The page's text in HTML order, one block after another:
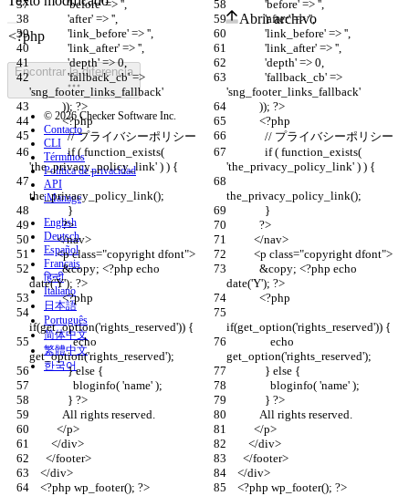
              'before' => '',
              'before' => '',
              'after' => '',
              'after' => '',
              'link_before' => '',
              'link_before' => '',
              'link_after' => '',
              'link_after' => '',
              'depth' => 0,
              'depth' => 0,
              'fallback_cb' =>
'sng_footer_links_fallback'
'sng_footer_links_fallback'
            )); ?>
            )); ?>
            <?php
            <?php
              // プライバシーポリシー
              // プライバシーポリシー
              if ( function_exists(
'the_privacy_policy_link' ) ) {
'the_privacy_policy_link' ) ) {
the_privacy_policy_link();
the_privacy_policy_link();
              }
              }
            ?>
            ?>
          </nav>
          </nav>
          <p class="copyright dfont">
          <p class="copyright dfont">
            &copy; <?php echo
date('Y'); ?>
date('Y'); ?>
            <?php
            <?php
if(get_option('rights_reserved')) {
if(get_option('rights_reserved')) {
                echo
get_option('rights_reserved');
get_option('rights_reserved');
              } else {
              } else {
                bloginfo( 'name' );
                bloginfo( 'name' );
              } ?>
              } ?>
            All rights reserved.
            All rights reserved.
          </p>
          </p>
        </div>
        </div>
      </footer>
      </footer>
    </div>
    </div>
    <?php wp_footer(); ?>
    <?php wp_footer(); ?>
Abrir archivo
Encontrar la diferencia
© 2026 Checker Software Inc.
Contacto
CLI
Términos
Política de privacidad
API
iManage
English
Deutsch
Español
Français
हिन्दी
Italiano
日本語
Português
简体中文
繁體中文
한국어